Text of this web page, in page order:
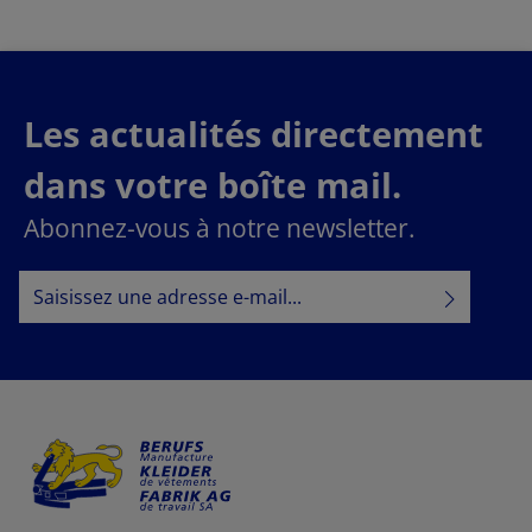
Les actualités directement
dans votre boîte mail.
Abonnez-vous à notre newsletter.
Adresse e-mail*
En sélectionnant Continuer, vous confirmez que vous